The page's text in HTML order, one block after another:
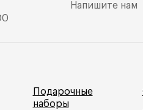
Напишите нам
Подарочные
наборы